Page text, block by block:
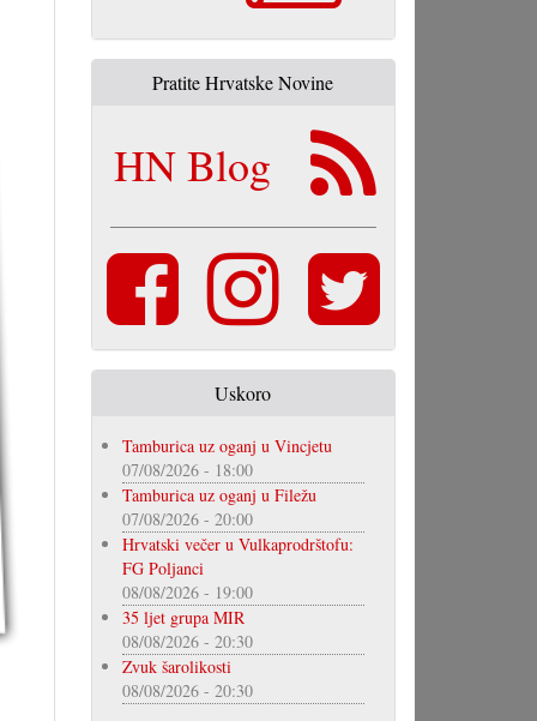
Pratite Hrvatske Novine
HN Blog
Uskoro
Tamburica uz oganj u Vincjetu
07/08/2026 - 18:00
Tamburica uz oganj u Filežu
07/08/2026 - 20:00
Hrvatski večer u Vulkaprodrštofu:
FG Poljanci
08/08/2026 - 19:00
35 ljet grupa MIR
08/08/2026 - 20:30
Zvuk šarolikosti
08/08/2026 - 20:30